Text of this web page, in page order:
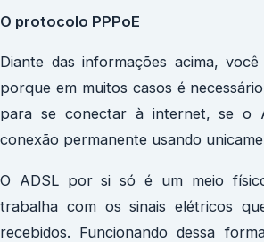
O protocolo PPPoE
Diante das informações acima,
porque em muitos casos é
para se conectar à internet, se o
conexão permanente usando
O ADSL por si só é um meio
trabalha com os sinais elétricos
recebidos. Funcionando dessa